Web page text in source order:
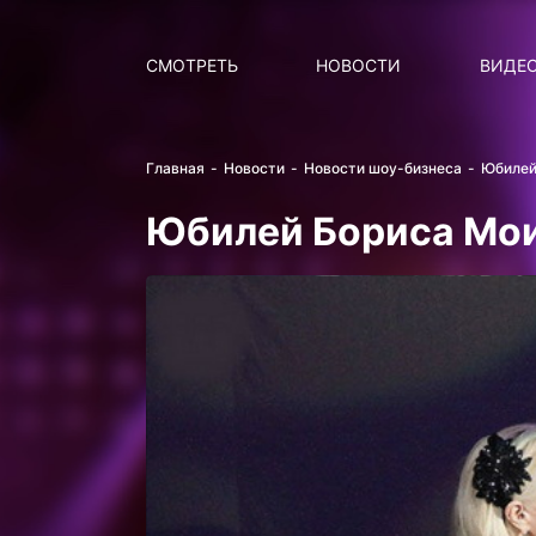
СМОТРЕТЬ НОВОСТИ
Главная Новости Новости шоу-бизнеса
Юбилей Бориса